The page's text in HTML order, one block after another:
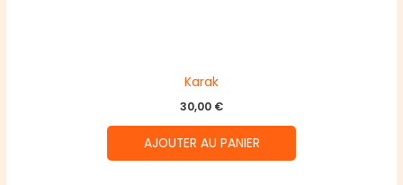
Karak
30,00 €
AJOUTER AU PANIER